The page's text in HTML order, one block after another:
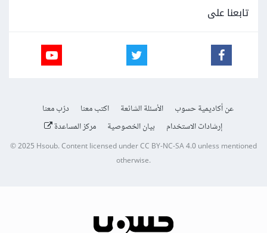
تابعنا على
عن أكاديمية حسوب الأسئلة الشائعة اكتب معنا
درّب معنا
إرشادات الاستخدام
بيان الخصوصية مركز المساعدة
© 2025Hsoub.Content licensed underCC BY-NC-SA 4.0unless mentioned
otherwise.